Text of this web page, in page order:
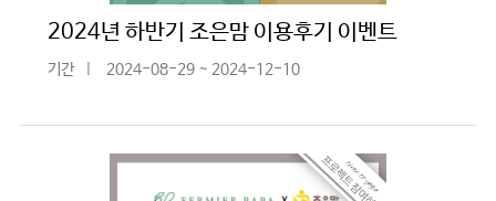
2024년 하반기 조은맘 이용후기 이벤트
기간 2024-08-29 ~ 2024-12-10